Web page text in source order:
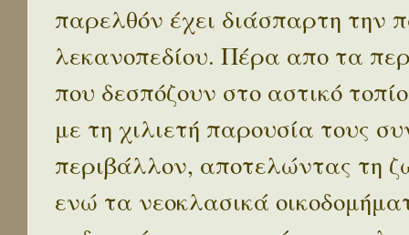
παρελθόν έχει διάσπαρτη την
λεκανοπεδίου. Πέρα απο τα
που δεσπόζουν στο αστικό
με τη χιλιετή παρουσία τους
περιβάλλον, αποτελώντας τη
ενώ τα νεοκλασικά